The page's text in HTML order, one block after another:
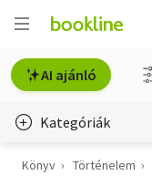
AI ajánló
Kategóriák
Életmód, egészség
Könyv Történelem